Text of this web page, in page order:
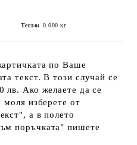
Тегло: 0.000 кг
по Ваше
текст. В този случай се
лв. Ако желаете да се
моля изберете от
а в полето
поръчката" пишете